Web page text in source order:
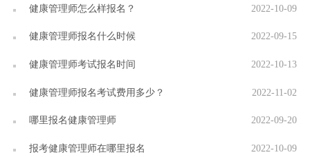
健康管理师怎么样报名？ 2022-10-09
健康管理师报名什么时候 2022-09-15
健康管理师考试报名时间 2022-10-13
健康管理师报名考试费用多少？ 2022-11-02
哪里报名健康管理师 2022-09-20
报考健康管理师在哪里报名 2022-10-09